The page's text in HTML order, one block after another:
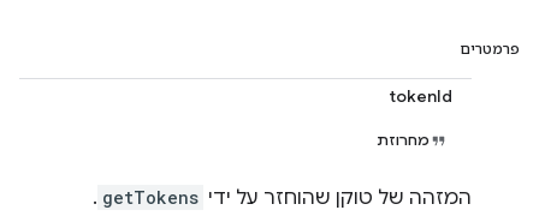
פרמטרים
tokenId
מחרוזת
המזהה של טוקן שהוחזר על ידי getTokens
.